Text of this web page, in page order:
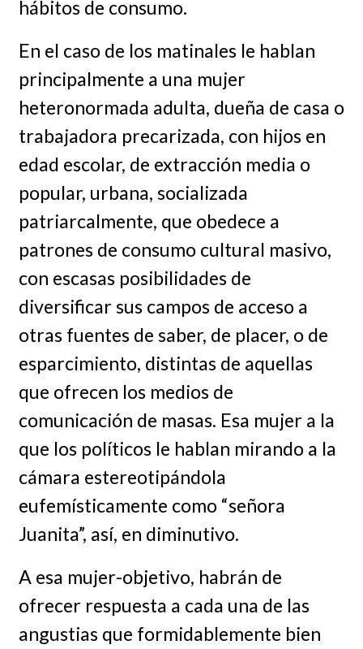
hábitos de consumo.
En el caso de los matinales le hablan
principalmente a una mujer
heteronormada adulta, dueña de casa o
trabajadora precarizada, con hijos en
edad escolar, de extracción media o
popular, urbana, socializada
patriarcalmente, que obedece a
patrones de consumo cultural masivo,
con escasas posibilidades de
diversificar sus campos de acceso a
otras fuentes de saber, de placer, o de
esparcimiento, distintas de aquellas
que ofrecen los medios de
comunicación de masas. Esa mujer a la
que los políticos le hablan mirando a la
cámara estereotipándola
eufemísticamente como “señora
Juanita”, así, en diminutivo.
A esa mujer-objetivo, habrán de
ofrecer respuesta a cada una de las
angustias que formidablemente bien